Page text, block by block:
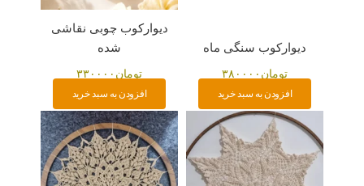
دیوارکوب سنگی ماه
تومان ۳۸۰۰۰۰
افزودن به سبد خرید
دیوارکوب چوبی نقاشی
شده
تومان ۳۳۰۰۰۰
افزودن به سبد خرید